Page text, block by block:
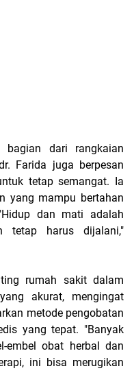
bagian dari rangkaian
Farida juga berpesan
tetap semangat. Ia
yang mampu bertahan
dan mati adalah
tetap harus dijalani,"
rumah sakit dalam
akurat, mengingat
metode pengobatan
yang tepat. "Banyak
embel obat herbal dan
ini bisa merugikan